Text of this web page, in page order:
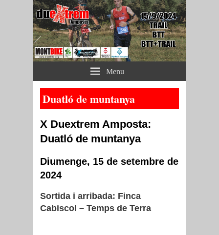
Duextrem Amposta
(web oficial)
Menu
Duatló de muntanya
X Duextrem Amposta:
Duatló de muntanya
Diumenge, 15 de setembre de
2024
Sortida i arribada: Finca
Cabiscol – Temps de Terra